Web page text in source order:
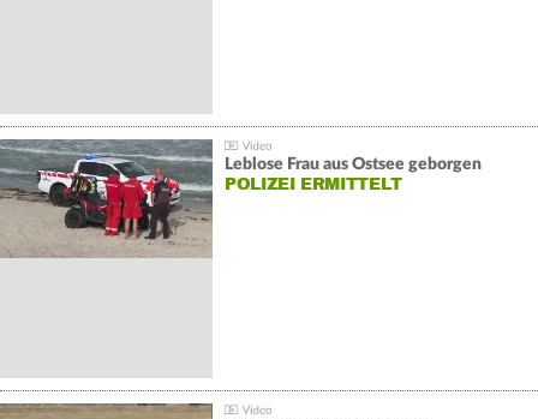
Leblose Frau aus Ostsee geborgen
POLIZEI ERMITTELT